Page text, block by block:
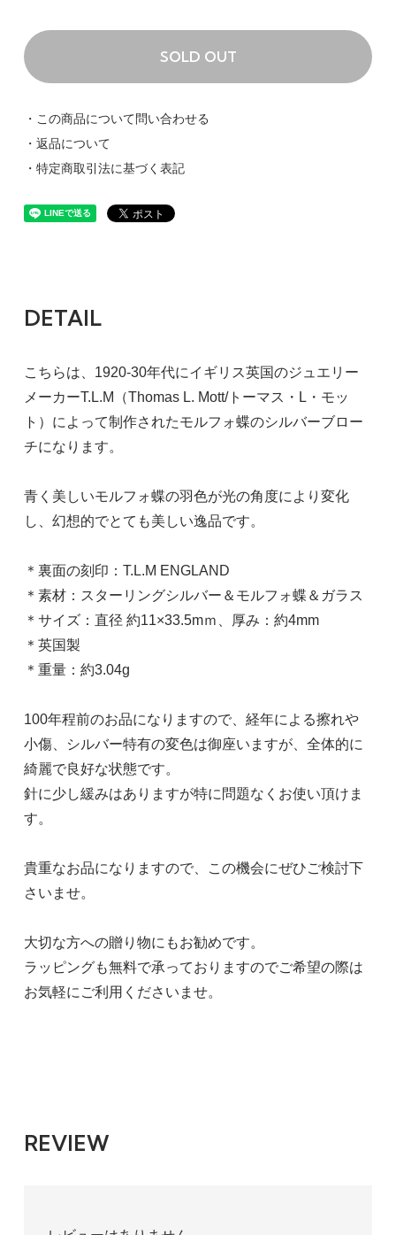
SOLD OUT
・この商品について問い合わせる
・返品について
・特定商取引法に基づく表記
DETAIL
こちらは、1920-30年代にイギリス英国のジュエリー
メーカーT.L.M（Thomas L. Mott/トーマス・L・モッ
ト）によって制作されたモルフォ蝶のシルバーブロー
チになります。
青く美しいモルフォ蝶の羽色が光の角度により変化
し、幻想的でとても美しい逸品です。
＊裏面の刻印：T.L.M ENGLAND
＊素材：スターリングシルバー＆モルフォ蝶＆ガラス
＊サイズ：直径 約11×33.5mｍ、厚み：約4mm
＊英国製
＊重量：約3.04g
100年程前のお品になりますので、経年による擦れや
小傷、シルバー特有の変色は御座いますが、全体的に
綺麗で良好な状態です。
針に少し緩みはありますが特に問題なくお使い頂けま
す。
貴重なお品になりますので、この機会にぜひご検討下
さいませ。
大切な方への贈り物にもお勧めです。
ラッピングも無料で承っておりますのでご希望の際は
お気軽にご利用くださいませ。
REVIEW